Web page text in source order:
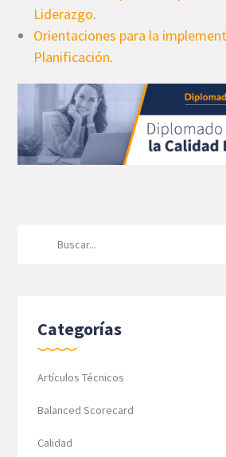
Liderazgo.
Orientaciones para la
Planificación.
Categorías
Artículos Técnicos
Balanced Scorecard
Calidad